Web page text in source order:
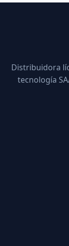
Distribuidora
tecnología